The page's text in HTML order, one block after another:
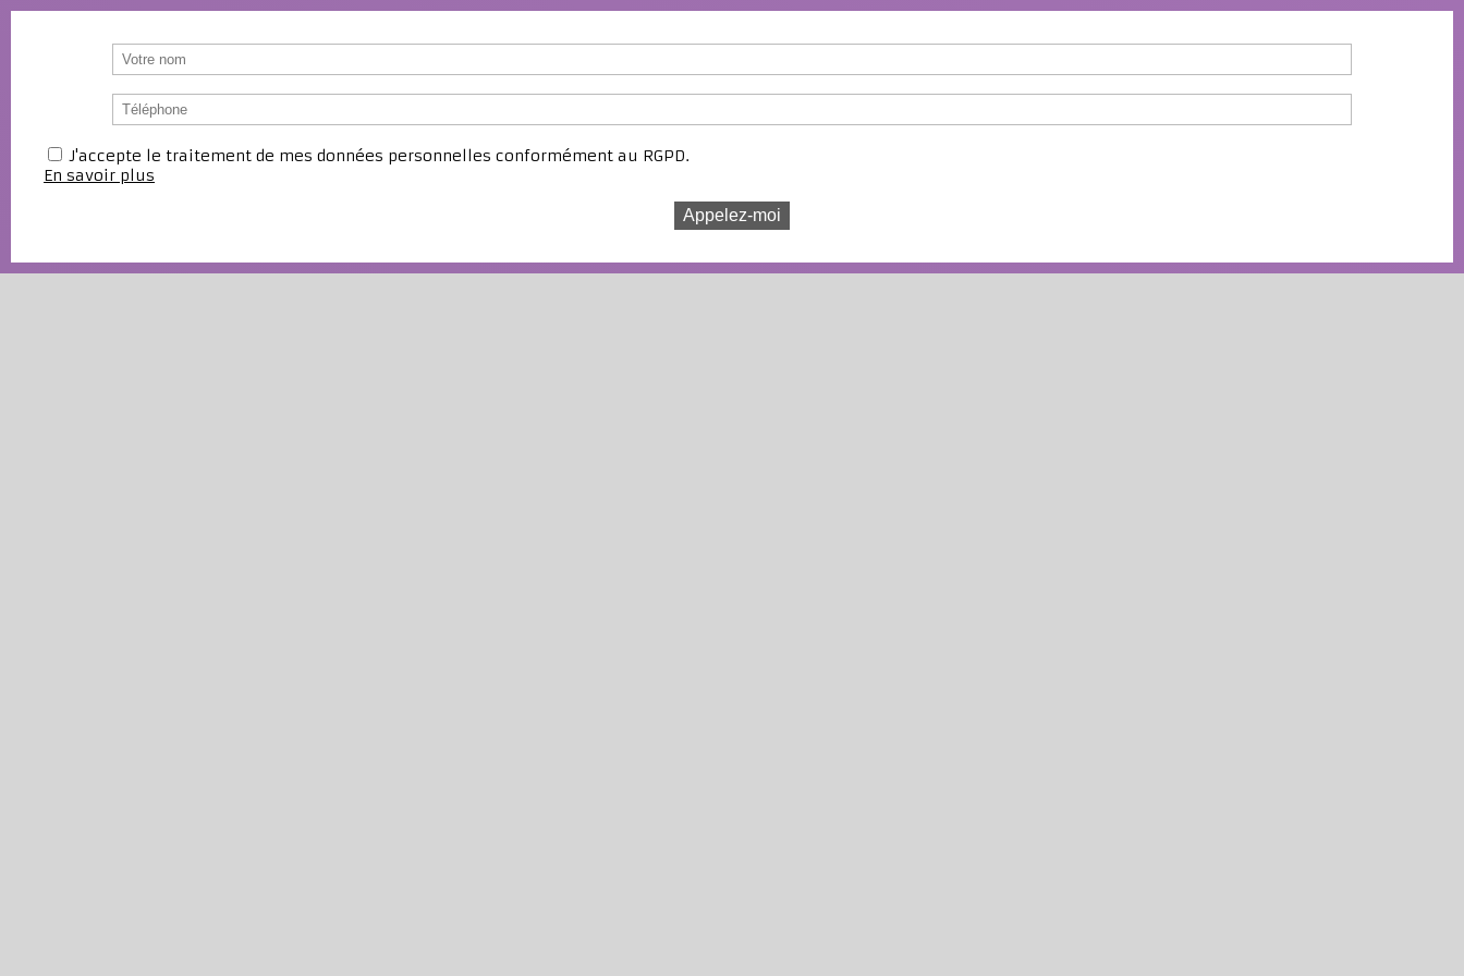
J'accepte le traitement de mes données personnelles conformément au RGPD.
En savoir plus